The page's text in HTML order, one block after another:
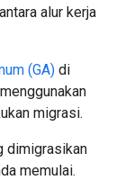
antara alur kerja
(GA) di
migrasi.
dimigrasikan
memulai.